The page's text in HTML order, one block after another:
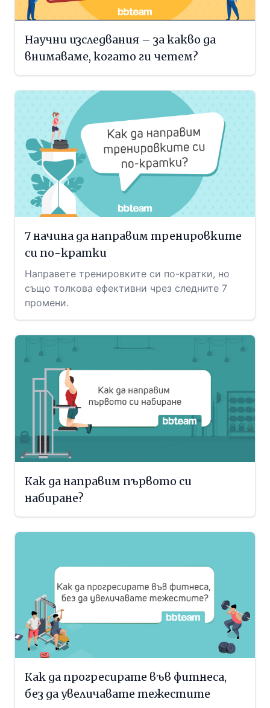
Научни изследвания – за какво да
внимаваме, когато ги четем?
7 начина да направим тренировките
си по-кратки
Направете тренировките си по-кратки, но
също толкова ефективни чрез следните 7
промени.
Как да направим първото си
набиране?
Как да прогресирате във фитнеса,
без да увеличавате тежестите